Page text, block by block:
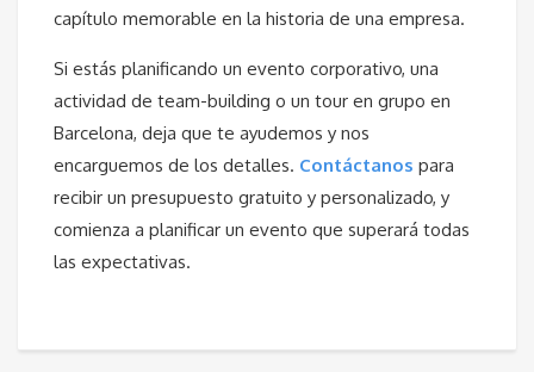
capítulo memorable en la historia de una empresa.
Si estás planificando un evento corporativo, una
actividad de team-building o un tour en grupo en
Barcelona, deja que te ayudemos y nos
encarguemos de los detalles. Contáctanos para
recibir un presupuesto gratuito y personalizado, y
comienza a planificar un evento que superará todas
las expectativas.